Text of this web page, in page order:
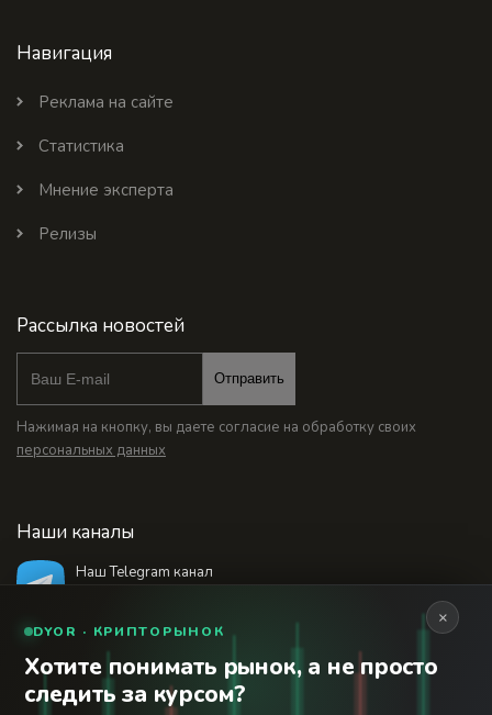
Навигация
Реклама на сайте
Статистика
Мнение эксперта
Релизы
Рассылка новостей
Отправить
Нажимая на кнопку, вы даете согласие на обработку своих
персональных данных
Наши каналы
Наш Telegram канал
18+
© 2026 Финансовый интернет-портал «Банки
Сегодня». Используя сайт BanksToday.net вы
×
DYOR · КРИПТОРЫНОК
Хотите понимать рынок, а не просто
следить за курсом?